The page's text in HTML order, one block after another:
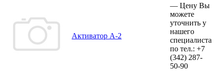
Активатор А-2
— Цену Вы
можете
уточнить у
нашего
специалиста
по тел.: +7
(342) 287-
50-90